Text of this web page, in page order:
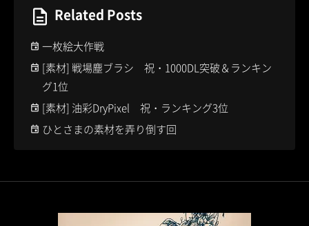
Related Posts
一枚絵大作戦
[素材] 戦場塵ブラシ 祝・1000DL突破＆ランキン
グ1位
[素材] 油彩DryPixel 祝・ランキング3位
ひとさまの素材を弄り倒す回